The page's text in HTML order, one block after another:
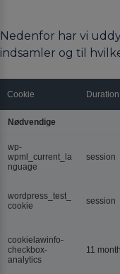
Performance
Nedenfor har vi
indsamler og til
Cookie Duration
Nødvendige
wp-
wpml_current_la
nguage
session
wordpress_test_
cookie
session
cookielawinfo-
checkbox-
analytics
11